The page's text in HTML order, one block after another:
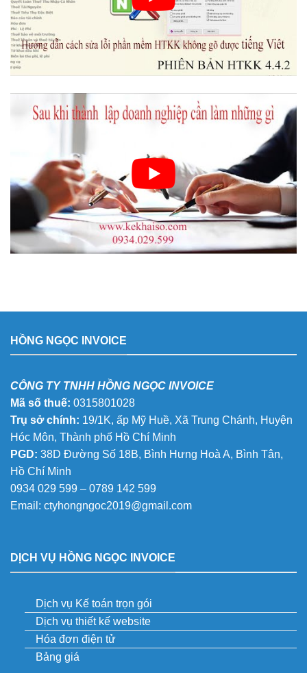
HỒNG NGỌC INVOICE
CÔNG TY TNHH HỒNG NGỌC INVOICE
Mã số thuế: 0315801028
Trụ sở chính: 19/1K, ấp Mỹ Huề, Xã Trung Chánh, Huyện
Hóc Môn, Thành phố Hồ Chí Minh
PGD: 38D Đường Số 18B, Bình Hưng Hoà A, Bình Tân,
Hồ Chí Minh
0934 029 599 – 0789 142 599
Email: ctyhongngoc2019@gmail.com
DỊCH VỤ HỒNG NGỌC INVOICE
Dịch vụ Kế toán trọn gói
Dịch vụ thiết kế website
Hóa đơn điện tử
Bảng giá